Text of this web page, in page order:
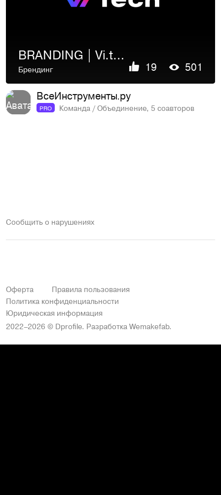
BRANDING | Vi.tech | VI.RU
Брендинг 19
501
ВсеИнструменты.ру
PRO Команда / Объединение, 5 соавторов
Сообщить о нарушениях
2022–2026 © Dprofile. РазработкаWemakefab.
Оферта
Правила пользования
Политика конфиденциальности
Юридическая информация